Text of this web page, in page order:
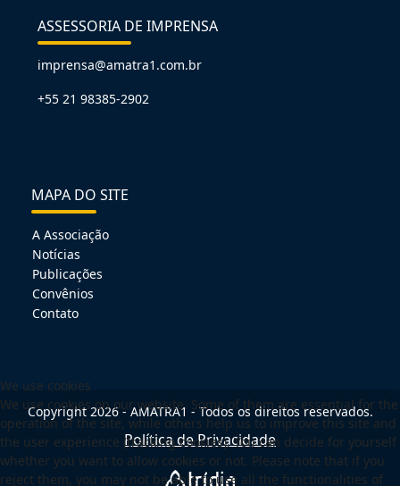
ASSESSORIA DE IMPRENSA
imprensa@amatra1.com.br
+55 21 98385-2902
MAPA DO SITE
A Associação
Notícias
Publicações
Convênios
Contato
Copyright 2026 - AMATRA1 - Todos os direitos reservados.
Política de Privacidade
We use cookies
We use cookies on our website. Some of them are essential for the
operation of the site, while others help us to improve this site and
the user experience (tracking cookies). You can decide for yourself
whether you want to allow cookies or not. Please note that if you
reject them, you may not be able to use all the functionalities of